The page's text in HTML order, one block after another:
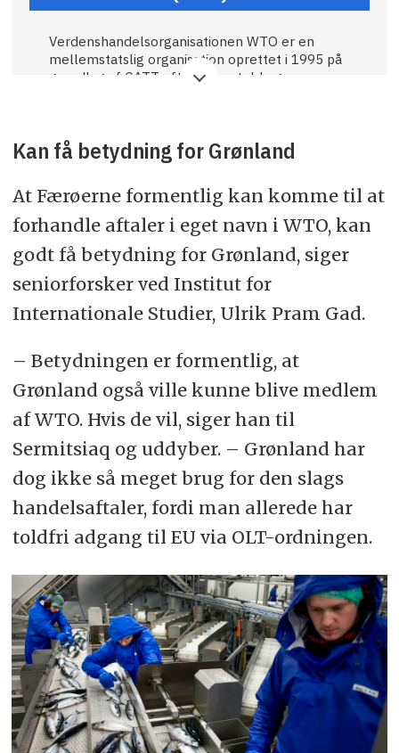
Verdenshandelsorganisationen WTO er en
mellemstatslig organisation oprettet i 1995 på
grundlag af GATT-aftalen om told og
med bistand fra sekretariatet i Genève og har
som overordnet formål at bidrage til
økonomisk vækst og udvikling ved at reducere
hindringer for international handel. Det skal
ske under hensyntagen til både bæredygtighed
og udviklingslandenes behov, herunder især de
mindst udviklede lande.
Grønland og Færøerne er i kraft af Kongeriget
Danmarks medlemskab omfattet af WTO.
arbejdet med at bringe grønlandsk lovgivning i
overensstemmelse med WTO’s regler.
Grønland har i kraft af sin OLT-status
(Oversøiske Lande og Territorier) toldfri
adgang for sine varer til EU. Færøerne har
toldfri adgang til EU for hovedparten af sine
varer i medfør af en aftale om gensidig
toldfrihed af 1991, fornyet i 1996.
Kilde: Udenrigsministeriet
Kan få betydning for Grønland
At Færøerne formentlig kan komme til at
forhandle aftaler i eget navn i WTO, kan
godt få betydning for Grønland, siger
seniorforsker ved Institut for
Internationale Studier, Ulrik Pram Gad.
– Betydningen er formentlig, at
Grønland også ville kunne blive medlem
af WTO. Hvis de vil, siger han til
Sermitsiaq og uddyber. – Grønland har
dog ikke så meget brug for den slags
handelsaftaler, fordi man allerede har
toldfri adgang til EU via OLT-ordningen.